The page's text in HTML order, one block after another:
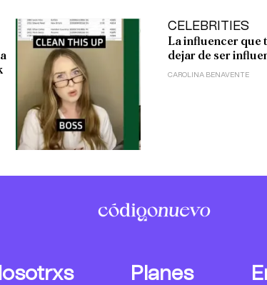
CELEBRITIES
La influencer que
dejar de ser
CAROLINA BENAVENTE
Planes